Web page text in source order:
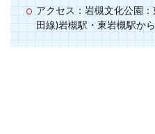
アクセス：岩槻文化公園
田線)岩槻駅・東岩槻駅か